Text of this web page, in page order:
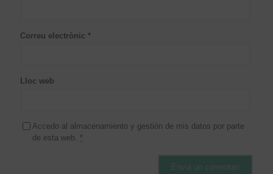
Correu electrònic *
Lloc web
Accedo al almacenamiento y gestión de mis datos por parte
de esta web. *